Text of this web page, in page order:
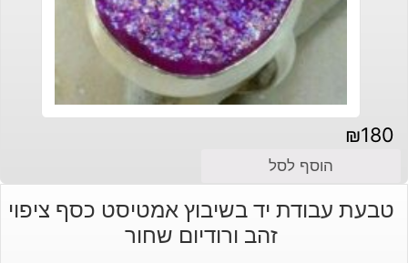
₪180
הוסף לסל
טבעת עבודת יד בשיבוץ אמטיסט כסף ציפוי
זהב ורודיום שחור